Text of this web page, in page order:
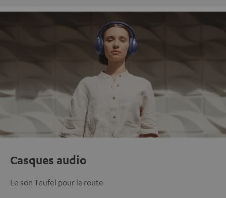
Casques audio
Le son Teufel pour la route